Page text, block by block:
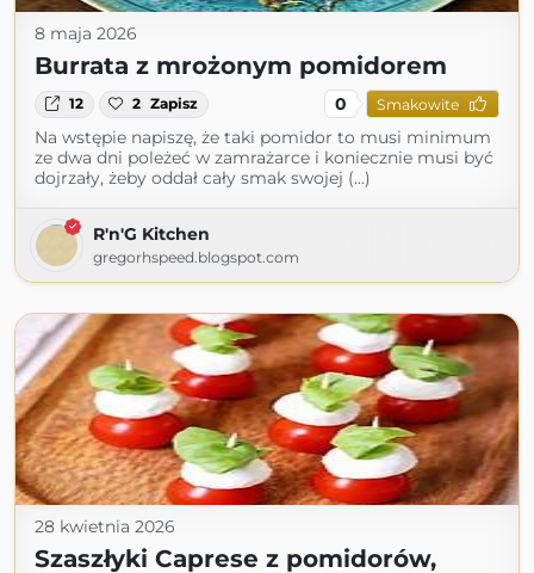
8 maja 2026
Burrata z mrożonym pomidorem
12 2 Zapisz 0 Smakowite
Na wstępie napiszę, że taki pomidor to musi minimum
ze dwa dni poleżeć w zamrażarce i koniecznie musi być
dojrzały, żeby oddał cały smak swojej (...)
R'n'G Kitchen
gregorhspeed.blogspot.com
28 kwietnia 2026
Szaszłyki Caprese z pomidorów,